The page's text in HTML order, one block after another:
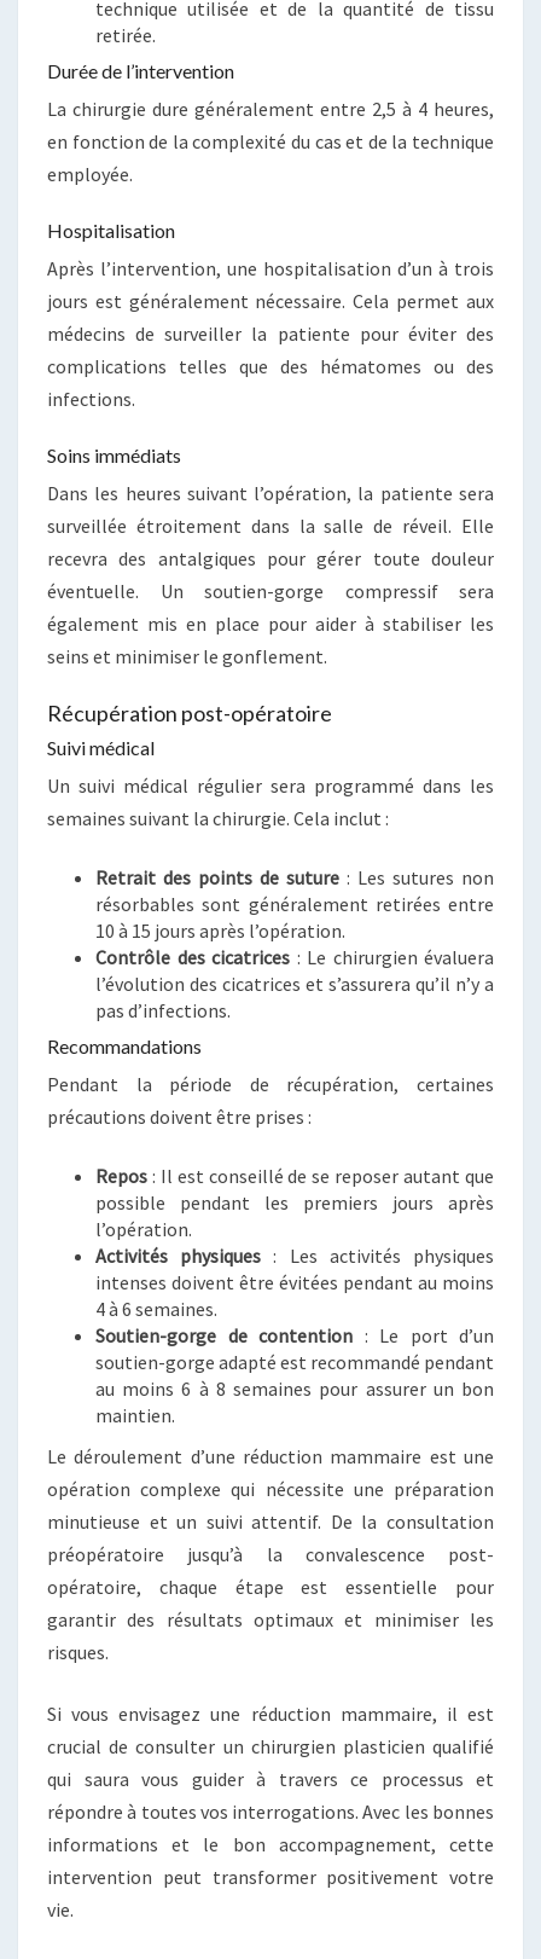
technique utilisée et de la quantité de tissu
retirée.
Durée de l’intervention
La chirurgie dure généralement entre 2,5 à 4 heures,
en fonction de la complexité du cas et de la technique
employée.
Hospitalisation
Après l’intervention, une hospitalisation d’un à trois
jours est généralement nécessaire. Cela permet aux
médecins de surveiller la patiente pour éviter des
complications telles que des hématomes ou des
infections.
Soins immédiats
Dans les heures suivant l’opération, la patiente sera
surveillée étroitement dans la salle de réveil. Elle
recevra des antalgiques pour gérer toute douleur
éventuelle. Un soutien-gorge compressif sera
également mis en place pour aider à stabiliser les
seins et minimiser le gonflement.
Récupération post-opératoire
Suivi médical
Un suivi médical régulier sera programmé dans les
semaines suivant la chirurgie. Cela inclut :
Retrait des points de suture : Les sutures non
résorbables sont généralement retirées entre
10 à 15 jours après l’opération.
Contrôle des cicatrices : Le chirurgien évaluera
l’évolution des cicatrices et s’assurera qu’il n’y a
pas d’infections.
Recommandations
Pendant la période de récupération, certaines
précautions doivent être prises :
Repos : Il est conseillé de se reposer autant que
possible pendant les premiers jours après
l’opération.
Activités physiques : Les activités physiques
intenses doivent être évitées pendant au moins
4 à 6 semaines.
Soutien-gorge de contention : Le port d’un
soutien-gorge adapté est recommandé pendant
au moins 6 à 8 semaines pour assurer un bon
maintien.
Le déroulement d’une réduction mammaire est une
opération complexe qui nécessite une préparation
minutieuse et un suivi attentif. De la consultation
préopératoire jusqu’à la convalescence post-
opératoire, chaque étape est essentielle pour
garantir des résultats optimaux et minimiser les
risques.
Si vous envisagez une réduction mammaire, il est
crucial de consulter un chirurgien plasticien qualifié
qui saura vous guider à travers ce processus et
répondre à toutes vos interrogations. Avec les bonnes
informations et le bon accompagnement, cette
intervention peut transformer positivement votre
vie.